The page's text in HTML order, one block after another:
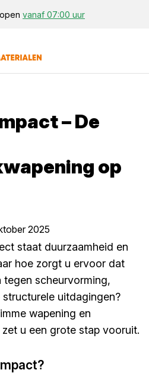
vanaf 07:00 uur
– De
op
2025
staat duurzaamheid en
hoe zorgt u ervoor dat
tegen scheurvorming,
uitdagingen?
wapening en
zet u een grote stap vooruit.